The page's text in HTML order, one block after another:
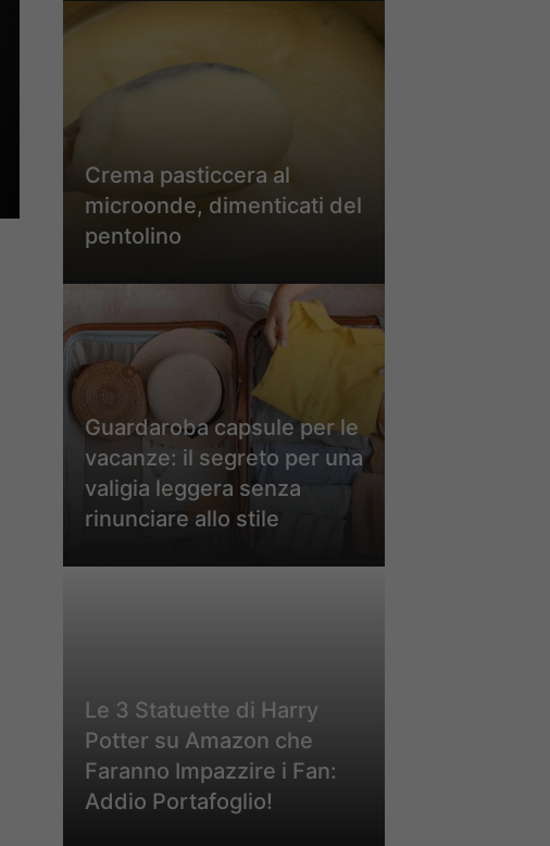
Crema pasticcera al
microonde, dimenticati del
pentolino
Guardaroba capsule per le
vacanze: il segreto per una
valigia leggera senza
rinunciare allo stile
Le 3 Statuette di Harry
Potter su Amazon che
Faranno Impazzire i Fan:
Addio Portafoglio!